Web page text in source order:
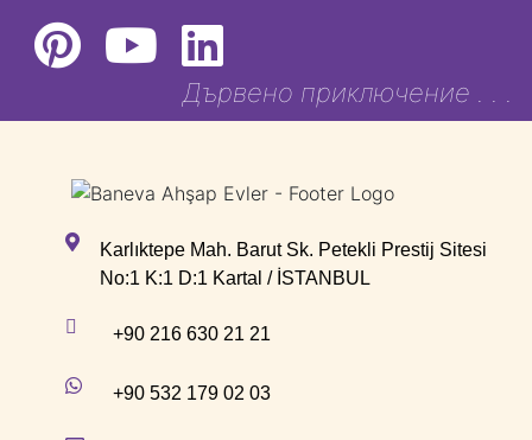
Дървено приключение . . .
Karlıktepe Mah. Barut Sk. Petekli Prestij Sitesi
No:1 K:1 D:1 Kartal / İSTANBUL
+90 216 630 21 21
+90 532 179 02 03